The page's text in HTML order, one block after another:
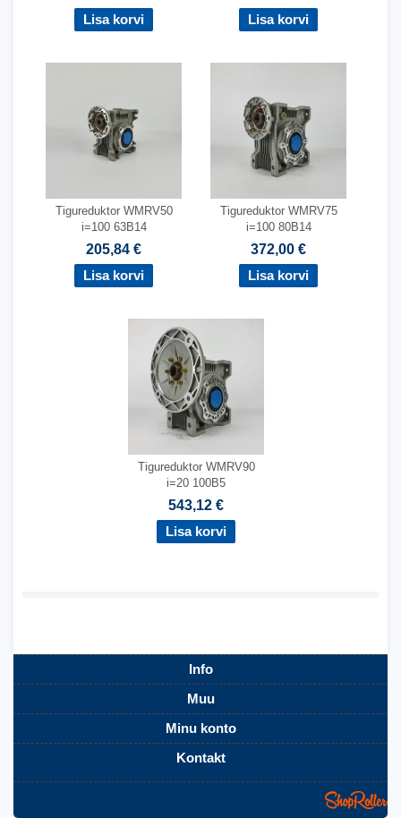
Tigureduktor WMRV50
i=100 63B14
205,84 €
Tigureduktor WMRV75
i=100 80B14
372,00 €
Tigureduktor WMRV90
i=20 100B5
543,12 €
Info
Muu
Minu konto
Kontakt